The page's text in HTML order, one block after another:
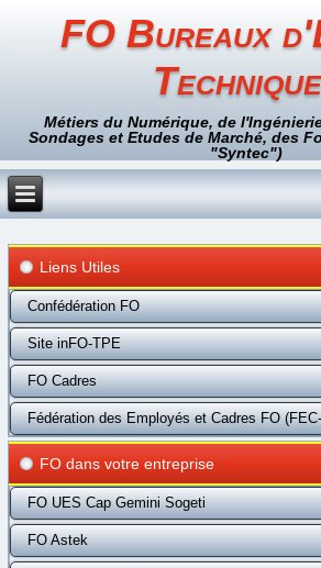
FO Bureaux
Métiers du Numérique, de
Sondages et Etudes de Marché, des
"Syntec")
Liens Utiles
Confédération FO
Site inFO-TPE
FO Cadres
Fédération des Employés et Cadres FO
FO dans votre entreprise
FO UES Cap Gemini Sogeti
FO Astek